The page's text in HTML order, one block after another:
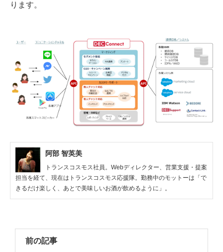
ります。
阿部 智英美
トランスコスモス社員。Webディレクター、営業支援・提案
担当を経て、現在はトランスコスモス応援隊。勤務中のモットーは「で
きるだけ楽しく、あとで美味しいお酒が飲めるように」。
前の記事